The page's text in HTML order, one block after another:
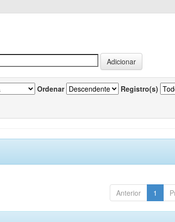
Ordenar Registro(s)
Anterior 1